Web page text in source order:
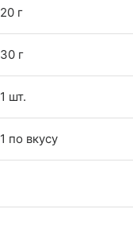
20 г
30 г
1 шт.
1 по вкусу